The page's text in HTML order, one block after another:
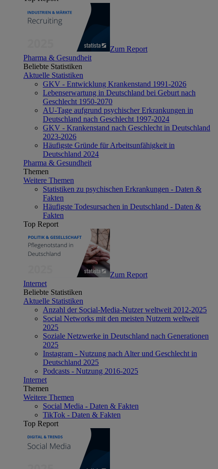
Zum Report
Pharma & Gesundheit
Beliebte Statistiken
Aktuelle Statistiken
GKV - Entwicklung Krankenstand 1991-2026
Lebenserwartung in Deutschland bei Geburt nach
Geschlecht 1950-2070
AU-Tage aufgrund psychischer Erkrankungen in
Deutschland nach Geschlecht 1997-2024
GKV - Krankenstand nach Geschlecht in Deutschland
2023-2026
Häufigste Gründe für Arbeitsunfähigkeit in
Deutschland 2024
Pharma & Gesundheit
Themen
Weitere Themen
Statistiken zu psychischen Erkrankungen - Daten &
Fakten
Häufigste Todesursachen in Deutschland - Daten &
Fakten
Top Report
Zum Report
Internet
Beliebte Statistiken
Aktuelle Statistiken
Anzahl der Social-Media-Nutzer weltweit 2012-2025
Social Networks mit den meisten Nutzern weltweit
2025
Soziale Netzwerke in Deutschland nach Generationen
2025
Instagram - Nutzung nach Alter und Geschlecht in
Deutschland 2025
Podcasts - Nutzung 2016-2025
Internet
Themen
Weitere Themen
Social Media - Daten & Fakten
TikTok - Daten & Fakten
Top Report